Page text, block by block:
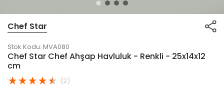
Chef Star
Stok Kodu: MVA080
Chef Star Chef Ahşap Havluluk - Renkli - 25x14x12
cm
(2)